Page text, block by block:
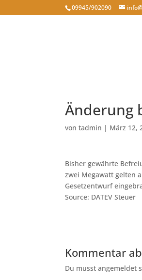
09945/902090
Änderung
vontadmin | März 12,
Bisher gewährte
zwei Megawatt gelten
Gesetzentwurf
Source: DATEV Steuer
Kommentar
Du musst angemeldet